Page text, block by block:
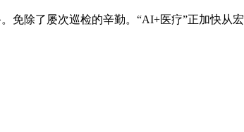
除了屡次巡检的辛勤。“AI+医疗”正加快从